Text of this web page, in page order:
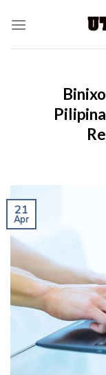
21
Apr